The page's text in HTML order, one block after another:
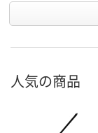
人気の商品